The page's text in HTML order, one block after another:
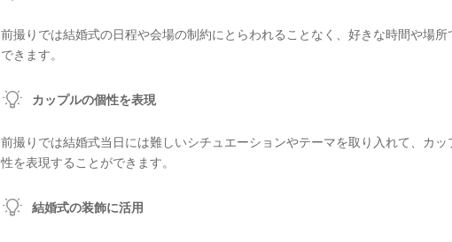
前撮りでは結婚式の日程や会場の制約にとらわれることなく、好きな時間や場所
できます。
カップルの個性を表現
前撮りでは結婚式当日には難しいシチュエーションやテーマを取り入れて、カッ
性を表現することができます。
結婚式の装飾に活用